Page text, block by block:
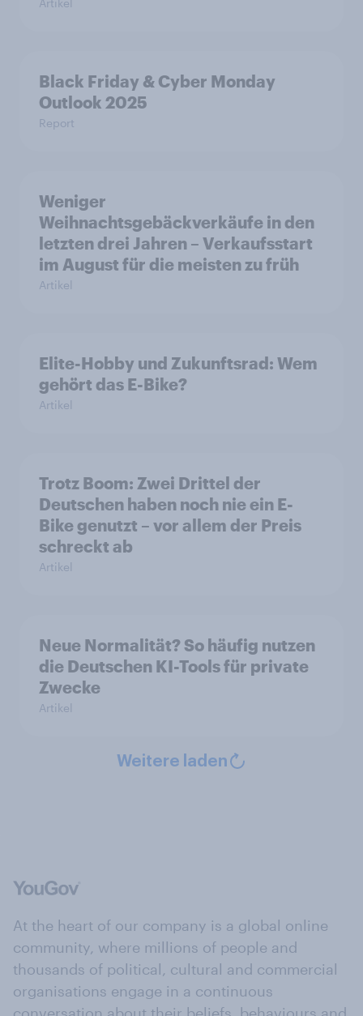
Artikel
Black Friday & Cyber Monday
Outlook 2025
Report
Weniger
Weihnachtsgebäckverkäufe in den
letzten drei Jahren – Verkaufsstart
im August für die meisten zu früh
Artikel
Elite-Hobby und Zukunftsrad: Wem
gehört das E-Bike?
Artikel
Trotz Boom: Zwei Drittel der
Deutschen haben noch nie ein E-
Bike genutzt – vor allem der Preis
schreckt ab
Artikel
Neue Normalität? So häufig nutzen
die Deutschen KI-Tools für private
Zwecke
Artikel
Weitere laden
At the heart of our company is a global online
community, where millions of people and
thousands of political, cultural and commercial
organisations engage in a continuous